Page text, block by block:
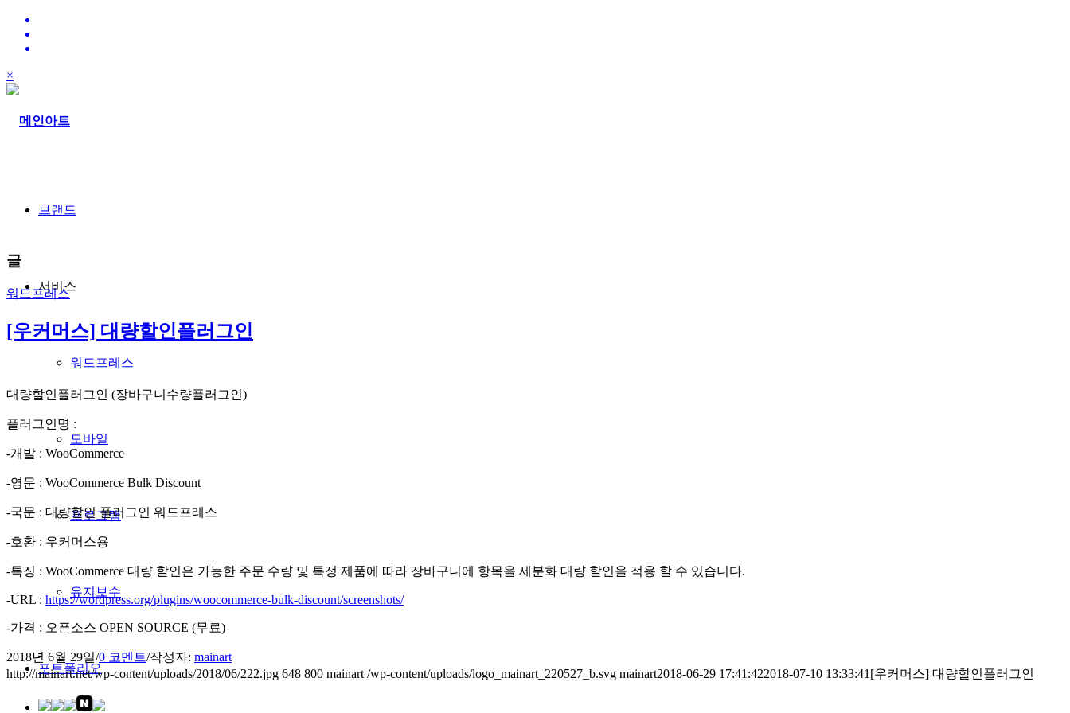
×
브랜드
서비스
워드프레스
모바일
프로그램
유지보수
포트폴리오
글
워드프레스
[우커머스] 대량할인플러그인
대량할인플러그인 (장바구니수량플러그인)
플러그인명 :
-개발 : WooCommerce
-영문 : WooCommerce Bulk Discount
-국문 : 대량할인 플러그인 워드프레스
-호환 : 우커머스용
-특징 : WooCommerce 대량 할인은 가능한 주문 수량 및 특정 제품에 따라 장바구니에 항목을 세분화 대량 할인을 적용 할 수 있습니다.
-URL : https://wordpress.org/plugins/woocommerce-bulk-discount/screenshots/
-가격 : 오픈소스 OPEN SOURCE (무료)
2018년 6월 29일/0 코멘트/작성자: mainart
http://mainart.net/wp-content/uploads/2018/06/222.jpg 648 800 mainart /wp-content/uploads/logo_mainart_220527_b.svg mainart2018-06-29 17:41:422018-07-10 13:33:41 [우커머스] 대량할인플러그인